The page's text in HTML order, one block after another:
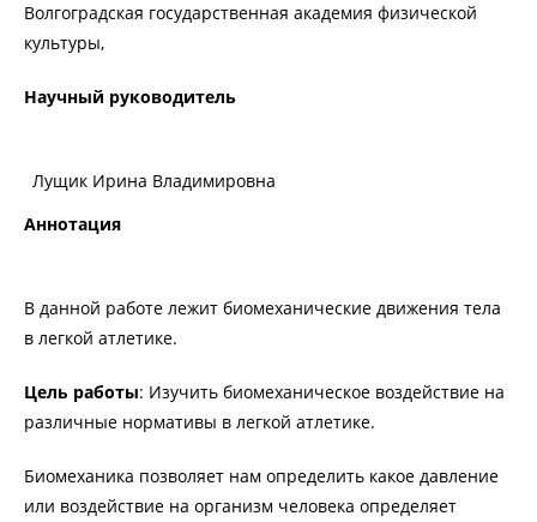
Волгоградская государственная академия физической
культуры,
Научный руководитель
Лущик Ирина Владимировна
Аннотация
В данной работе лежит биомеханические движения тела
в легкой атлетике.
Цель работы: Изучить биомеханическое воздействие на
различные нормативы в легкой атлетике.
Биомеханика позволяет нам определить какое давление
или воздействие на организм человека определяет